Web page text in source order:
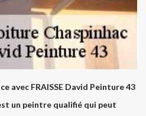
avec FRAISSE David Peinture 43
un peintre qualifié qui peut